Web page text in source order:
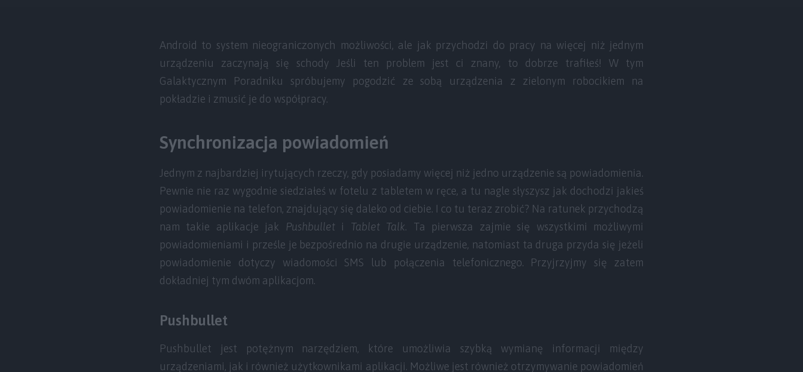
Android to system nieograniczonych możliwości, ale jak przychodzi do pracy na więcej niż jednym
urządzeniu zaczynają się schody Jeśli ten problem jest ci znany, to dobrze trafiłeś! W tym
Galaktycznym Poradniku spróbujemy pogodzić ze sobą urządzenia z zielonym robocikiem na
pokładzie i zmusić je do współpracy.
Synchronizacja powiadomień
Jednym z najbardziej irytujących rzeczy, gdy posiadamy więcej niż jedno urządzenie są powiadomienia.
Pewnie nie raz wygodnie siedziałeś w fotelu z tabletem w ręce, a tu nagle słyszysz jak dochodzi jakieś
powiadomienie na telefon, znajdujący się daleko od ciebie. I co tu teraz zrobić? Na ratunek przychodzą
nam takie aplikacje jak
Pushbulleti Tablet Talk. Ta pierwsza zajmie się wszystkimi możliwymi
powiadomieniami i prześle je bezpośrednio na drugie urządzenie, natomiast ta druga przyda się jeżeli
powiadomienie dotyczy wiadomości SMS lub połączenia telefonicznego. Przyjrzyjmy się zatem
dokładniej tym dwóm aplikacjom.
Pushbullet
Pushbullet jest potężnym narzędziem, które umożliwia szybką wymianę informacji między
urządzeniami, jak i również użytkownikami aplikacji. Możliwe jest również otrzymywanie powiadomień